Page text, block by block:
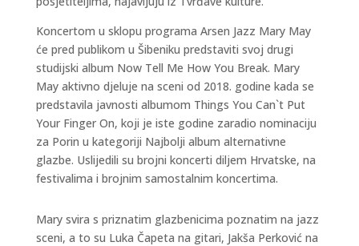
Koncertom u sklopu programa Arsen Jazz Mary May
će pred publikom u Šibeniku predstaviti svoj drugi
studijski album Now Tell Me How You Break. Mary
May aktivno djeluje na sceni od 2018. godine kada se
predstavila javnosti albumom Things You Can`t Put
Your Finger On, koji je iste godine zaradio nominaciju
za Porin u kategoriji Najbolji album alternativne
glazbe. Uslijedili su brojni koncerti diljem Hrvatske, na
festivalima i brojnim samostalnim koncertima.
Mary svira s priznatim glazbenicima poznatim na jazz
sceni, a to su Luka Čapeta na gitari, Jakša Perković na